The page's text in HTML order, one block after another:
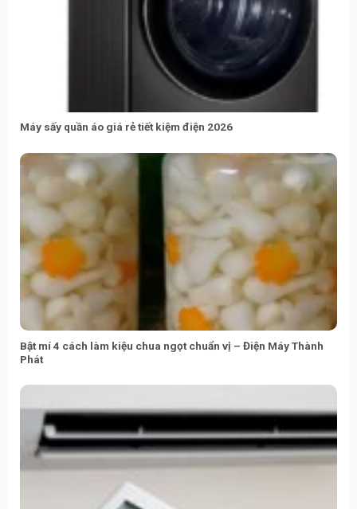
Máy sấy quần áo giá rẻ tiết kiệm điện 2026
Bật mí 4 cách làm kiệu chua ngọt chuẩn vị – Điện Máy Thành
Phát